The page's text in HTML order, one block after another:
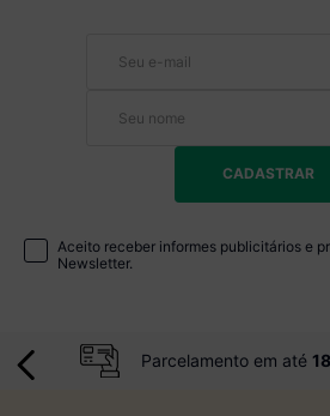
CADASTRAR
Aceito receber informes publicitários e
Newsletter.
Parcelamento em até